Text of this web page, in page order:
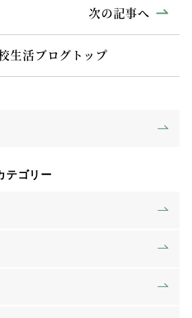
生活ブログトップ
次の記事へ
テゴリー